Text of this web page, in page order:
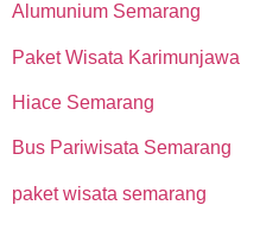
Alumunium Semarang
Paket Wisata Karimunjawa
Hiace Semarang
Bus Pariwisata Semarang
paket wisata semarang